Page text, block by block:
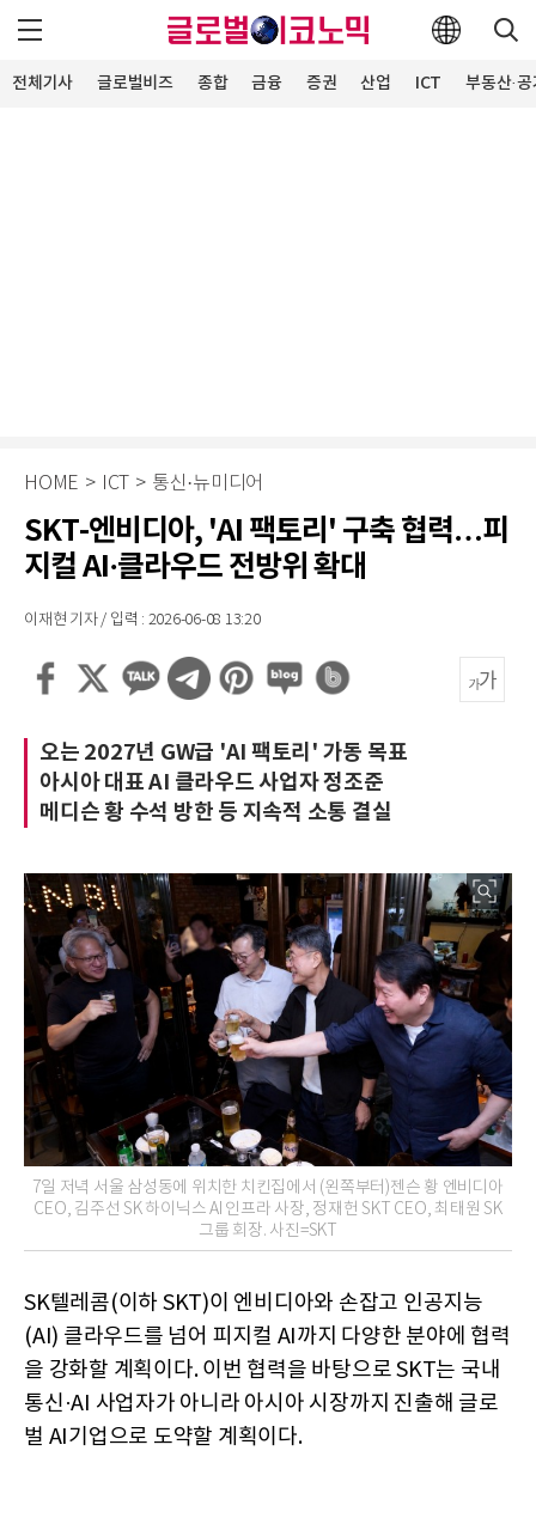
전체기사 글로벌비즈 종합 금융 증권 산업 ICT 부동산·
HOME > ICT > 통신·뉴미디어
SKT-엔비디아, 'AI 팩토리' 구축 협력…피
지컬 AI·클라우드 전방위 확대
이재현 기자 / 입력 : 2026-06-08 13:20
오는 2027년 GW급 'AI 팩토리' 가동 목표
아시아 대표 AI 클라우드 사업자 정조준
메디슨 황 수석 방한 등 지속적 소통 결실
7일 저녁 서울 삼성동에 위치한 치킨집에서 (왼쪽부터)젠슨 황 엔비디아
CEO, 김주선 SK 하이닉스 AI 인프라 사장, 정재헌 SKT CEO, 최태원 SK
그룹 회장. 사진=SKT
SK텔레콤(이하 SKT)이 엔비디아와 손잡고 인공지능
(AI) 클라우드를 넘어 피지컬 AI까지 다양한 분야에 협력
을 강화할 계획이다. 이번 협력을 바탕으로 SKT는 국내
통신·AI 사업자가 아니라 아시아 시장까지 진출해 글로
벌 AI기업으로 도약할 계획이다.